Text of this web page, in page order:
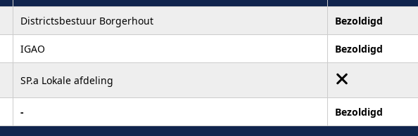
Districtsbestuur Borgerhout Bezoldigd
IGAO Bezoldigd
SP.a Lokale afdeling
- Bezoldigd